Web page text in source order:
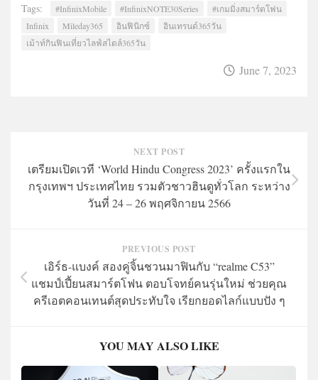
Tags: #InfinixMobile #InfinixNOTE30Series
#เกมมิ่งสมาร์ตโฟน
Infinix
Mileday365 อินฟินิกซ์
อินเทรนด์365วัน
เม้าท์กินฟินเที่ยวไลฟ์สไตล์365วัน
June 7, 2023
NEXT POST
เตรียมเปิดเวที ‘World Hindu Congress 2023’ ครั้งแรกใน
กรุงเทพฯ ประเทศไทย รวมตัวชาวฮินดูทั่วโลก ระหว่าง
วันที่ 24 – 26 พฤศจิกายน 2566
PREVIOUS POST
เอิร์ธ-แบงค์ สองคู่จิ้นชวนมาฟินกับ “realme C53”
แชมป์เปี้ยนสมาร์ตโฟน ตอบโจทย์คนรุ่นใหม่ ช่วยคุณ
ครีเอตคอนเทนต์สุดประทับใจ เรียกยอดไลก์แบบปัง ๆ
YOU MAY ALSO LIKE